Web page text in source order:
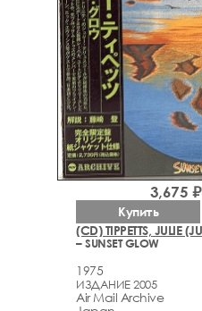
(CD) TIPPETTS, JULIE
– SUNSET GLOW
1975
ИЗДАНИЕ 2005
Air Mail Archive
3,675 ₽
Купить